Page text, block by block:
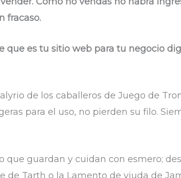
fracaso.
que es tu sitio web para tu negocio
de los caballeros de Juego de
para el uso, no pierden su filo.
que guardan y cuidan con esmero;
de Tarth o la Lamento de viuda de